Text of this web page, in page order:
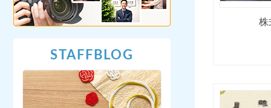
株
STAFFBLOG